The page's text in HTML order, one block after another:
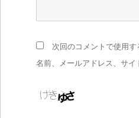
次回のコメントで使用
名前、メールアドレス、サイ